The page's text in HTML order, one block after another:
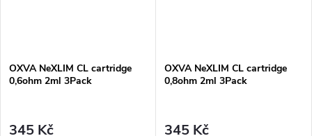
OXVA NeXLIM CL cartridge
0,6ohm 2ml 3Pack
345 Kč
OXVA NeXLIM CL cartridge
0,8ohm 2ml 3Pack
345 Kč